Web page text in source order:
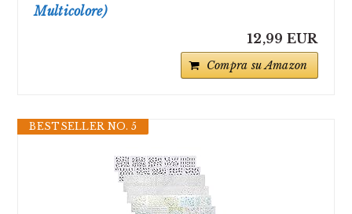
Multicolore)
12,99 EUR
Compra su Amazon
BESTSELLER NO. 5